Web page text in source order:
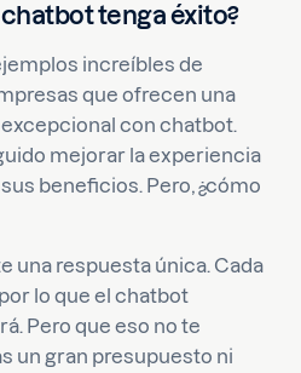
tenga éxito?
increíbles de
que ofrecen una
con chatbot.
mejorar la experiencia
beneficios. Pero, ¿cómo
una respuesta única. Cada
lo que el chatbot
Pero que eso no te
un gran presupuesto ni